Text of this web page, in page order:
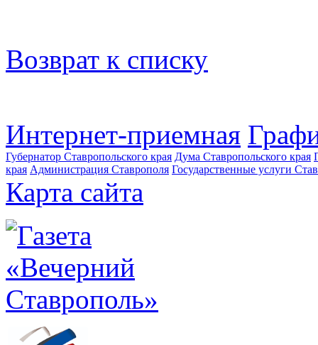
Возврат к списку
Интернет-приемная
Губернатор Ставропольского края Дума Ставропольского края
края Администрация Ставрополя Государственные услуги
Карта сайта